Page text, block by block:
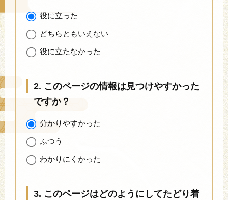
役に立った
どちらともいえない
役に立たなかった
2. このページの情報は見つけやすかった
ですか？
分かりやすかった
ふつう
わかりにくかった
3. このページはどのようにしてたどり着